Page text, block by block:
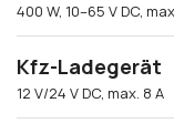
400 W, 10–65 V DC,
Kfz-Ladegerät
12 V/24 V DC, max. 8 A